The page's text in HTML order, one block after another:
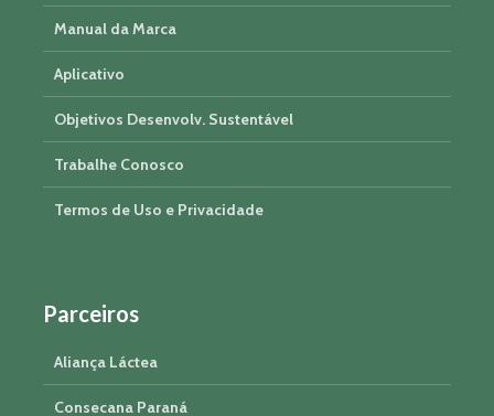
Manual da Marca
Aplicativo
Objetivos Desenvolv. Sustentável
Trabalhe Conosco
Termos de Uso e Privacidade
Parceiros
Aliança Láctea
Consecana Paraná